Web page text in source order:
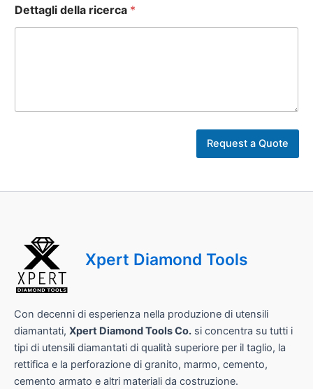
Dettagli della ricerca *
a
Request a Quote
Xpert Diamond Tools
Con decenni di esperienza nella produzione di utensili
diamantati, Xpert Diamond Tools Co. si concentra su tutti i
tipi di utensili diamantati di qualità superiore per il taglio, la
rettifica e la perforazione di granito, marmo, cemento,
cemento armato e altri materiali da costruzione.